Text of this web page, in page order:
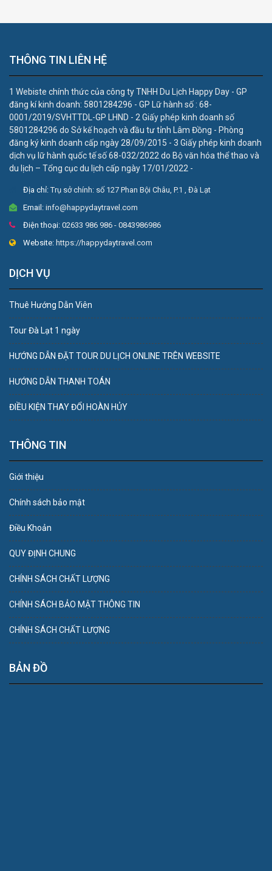
THÔNG TIN LIÊN HỆ
1 Webiste chính thức của công ty TNHH Du Lịch Happy Day - GP
đăng kí kinh doanh: 5801284296 - GP Lữ hành số : 68-
0001/2019/SVHTTDL-GP LHND - 2 Giấy phép kinh doanh số
5801284296 do Sở kế hoạch và đầu tư tỉnh Lâm Đồng - Phòng
đăng ký kinh doanh cấp ngày 28/09/2015 - 3 Giấy phép kinh doanh
dịch vụ lữ hành quốc tế số 68-032/2022 do Bộ văn hóa thể thao và
du lịch – Tổng cục du lịch cấp ngày 17/01/2022 -
Địa chỉ:Trụ sở chính: số 127 Phan Bội Châu, P.1 , Đà Lạt
Email: info@happydaytravel.com
Điện thoại: 02633 986 986 - 0843986986
Website: https://happydaytravel.com
DỊCH VỤ
Thuê Hướng Dẫn Viên
Tour Đà Lạt 1 ngày
HƯỚNG DẪN ĐẶT TOUR DU LỊCH ONLINE TRÊN WEBSITE
HƯỚNG DẪN THANH TOÁN
ĐIỀU KIỆN THAY ĐỔI HOÀN HỦY
THÔNG TIN
Giới thiệu
Chính sách bảo mật
Điều Khoản
QUY ĐỊNH CHUNG
CHÍNH SÁCH CHẤT LƯỢNG
CHÍNH SÁCH BẢO MẬT THÔNG TIN
CHÍNH SÁCH CHẤT LƯỢNG
BẢN ĐỒ